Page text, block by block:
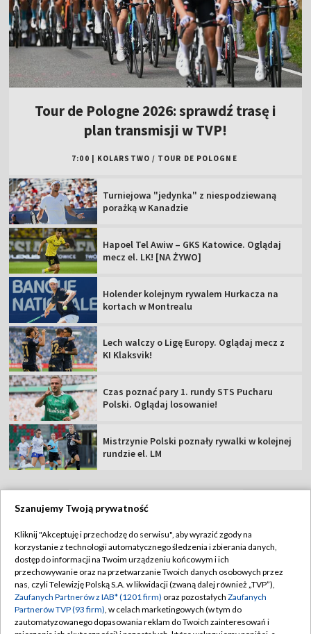
Tour de Pologne 2026: sprawdź trasę i
plan transmisji w TVP!
7:00 KOLARSTWO / TOUR DE POLOGNE
Turniejowa "jedynka" z niespodziewaną
porażką w Kanadzie
Hapoel Tel Awiw – GKS Katowice. Oglądaj
mecz el. LK! [NA ŻYWO]
Holender kolejnym rywalem Hurkacza na
kortach w Montrealu
Lech walczy o Ligę Europy. Oglądaj mecz z
KI Klaksvik!
Czas poznać pary 1. rundy STS Pucharu
Polski. Oglądaj losowanie!
Mistrzynie Polski poznały rywalki w kolejnej
rundzie el. LM
Abonament TVP
Sklep TVP
Biuro Reklamy
Oferta Handlowa
Regulamin TVP
Polityka prywatności
Moje zgody
Biuro reklamy
Szanujemy Twoją prywatność
Kliknij "Akceptuję i przechodzę do serwisu", aby wyrazić zgody na
korzystanie z technologii automatycznego śledzenia i zbierania danych,
dostęp do informacji na Twoim urządzeniu końcowym i ich
przechowywanie oraz na przetwarzanie Twoich danych osobowych przez
nas, czyli Telewizję Polską S.A. w likwidacji (zwaną dalej również „TVP”),
Zaufanych Partnerów z IAB* (1201 firm) oraz pozostałych Zaufanych
Partnerów TVP (93 firm), w celach marketingowych (w tym do
zautomatyzowanego dopasowania reklam do Twoich zainteresowań i